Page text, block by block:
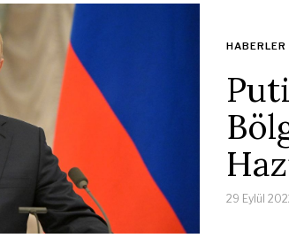
HABERLER
29 Eylül